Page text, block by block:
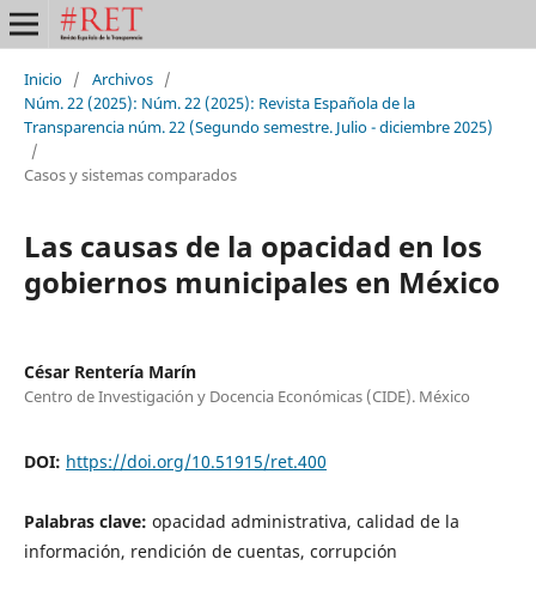
Inicio / Archivos /
Núm. 22 (2025): Núm. 22 (2025): Revista Española de la
Transparencia núm. 22 (Segundo semestre. Julio - diciembre 2025)
/
Casos y sistemas comparados
Las causas de la opacidad en los
gobiernos municipales en México
César Rentería Marín
Centro de Investigación y Docencia Económicas (CIDE). México
DOI: https://doi.org/10.51915/ret.400
Palabras clave: opacidad administrativa, calidad de la
información, rendición de cuentas, corrupción